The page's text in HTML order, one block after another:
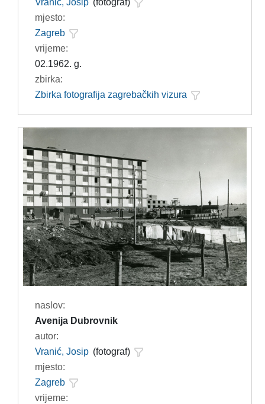
Vranić, Josip (fotograf)
mjesto:
Zagreb
vrijeme:
02.1962. g.
zbirka:
Zbirka fotografija zagrebačkih vizura
naslov:
Avenija Dubrovnik
autor:
Vranić, Josip (fotograf)
mjesto:
Zagreb
vrijeme: